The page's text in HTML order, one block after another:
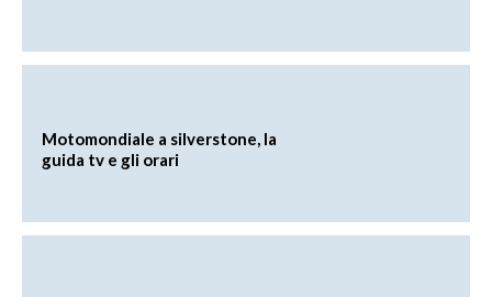
Motomondiale a silverstone, la
guida tv e gli orari